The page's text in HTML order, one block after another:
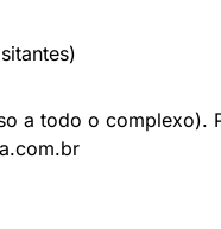
a todo o complexo).